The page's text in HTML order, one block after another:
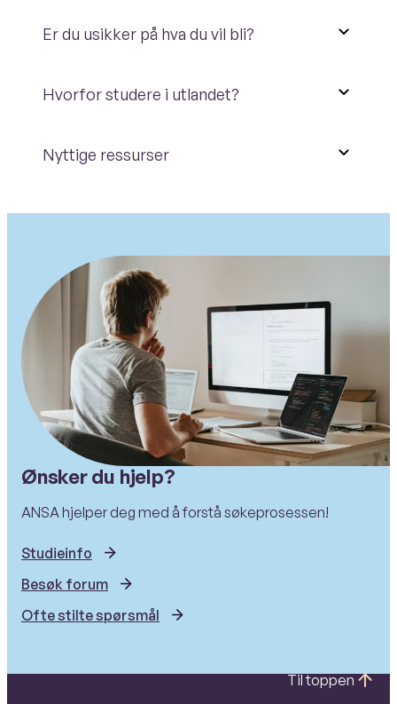
Er du usikker på hva du vil bli?
Hvorfor studere i utlandet?
Nyttige ressurser
Ønsker du hjelp?
ANSA hjelper deg med å forstå søkeprosessen!
Studieinfo
Besøk forum
Ofte stilte spørsmål
Til toppen